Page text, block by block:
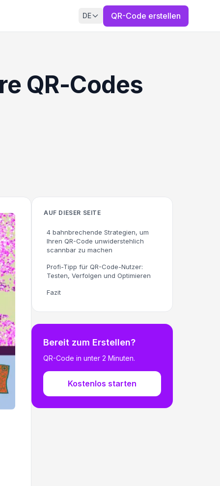
DE QR-Code erstellen
QR-Codes
AUF DIESER SEITE
4 bahnbrechende Strategien, um
Ihren QR-Code unwiderstehlich
scannbar zu machen
Profi-Tipp für QR-Code-Nutzer:
Testen, Verfolgen und Optimieren
Fazit
Bereit zum Erstellen?
QR-Code in unter 2 Minuten.
Kostenlos starten